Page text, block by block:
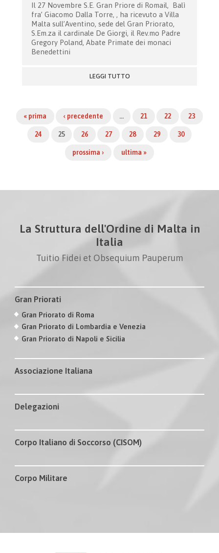
Il 27 Novembre S.E. Gran Priore di Romail, Balì
fra’ Giacomo Dalla Torre, , ha ricevuto a Villa
Malta sull’Aventino, sede del Gran Priorato,
S.Em.za il cardinale De Giorgi, il Rev.mo Padre
Gregory Poland, Abate Primate dei monaci
Benedettini
LEGGI TUTTO
« prima ‹ precedente … 21 22 23
24 25 26 27 28 29 30
prossima › ultima »
La Struttura dell'Ordine di Malta in
Italia
Tuitio Fidei et Obsequium Pauperum
Gran Priorati
Gran Priorato di Roma
Gran Priorato di Lombardia e Venezia
Gran Priorato di Napoli e Sicilia
Associazione Italiana
Delegazioni
Corpo Italiano di Soccorso (CISOM)
Corpo Militare